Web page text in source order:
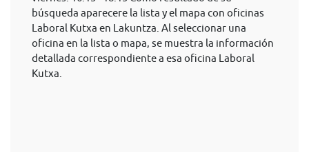
búsqueda aparecere la lista y el mapa con oficinas
Laboral Kutxa en Lakuntza. Al seleccionar una
oficina en la lista o mapa, se muestra la información
detallada correspondiente a esa oficina Laboral
Kutxa.